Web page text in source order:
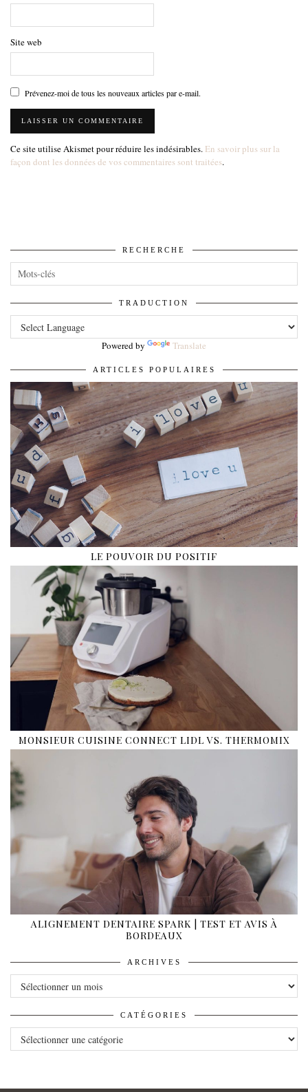
Site web
Prévenez-moi de tous les nouveaux articles par e-mail.
Ce site utilise Akismet pour réduire les indésirables. En savoir plus sur la
façon dont les données de vos commentaires sont traitées.
RECHERCHE
TRADUCTION
Powered by Translate
ARTICLES POPULAIRES
LE POUVOIR DU POSITIF
MONSIEUR CUISINE CONNECT LIDL VS. THERMOMIX
ALIGNEMENT DENTAIRE SPARK | TEST ET AVIS À
BORDEAUX
ARCHIVES
ARCHIVES
CATÉGORIES
CATÉGORIES